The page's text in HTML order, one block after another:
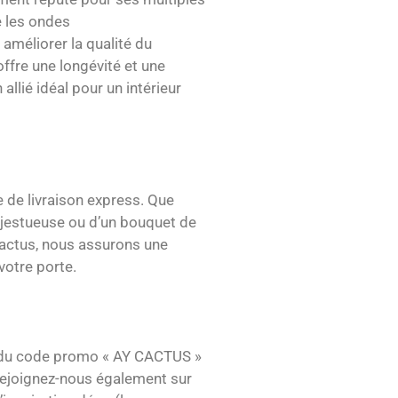
les ondes
la qualité du
une longévité et une
idéal pour un intérieur
livraison express. Que
ou d’un bouquet de
nous assurons une
porte.
code promo « AY CACTUS »
nous également sur